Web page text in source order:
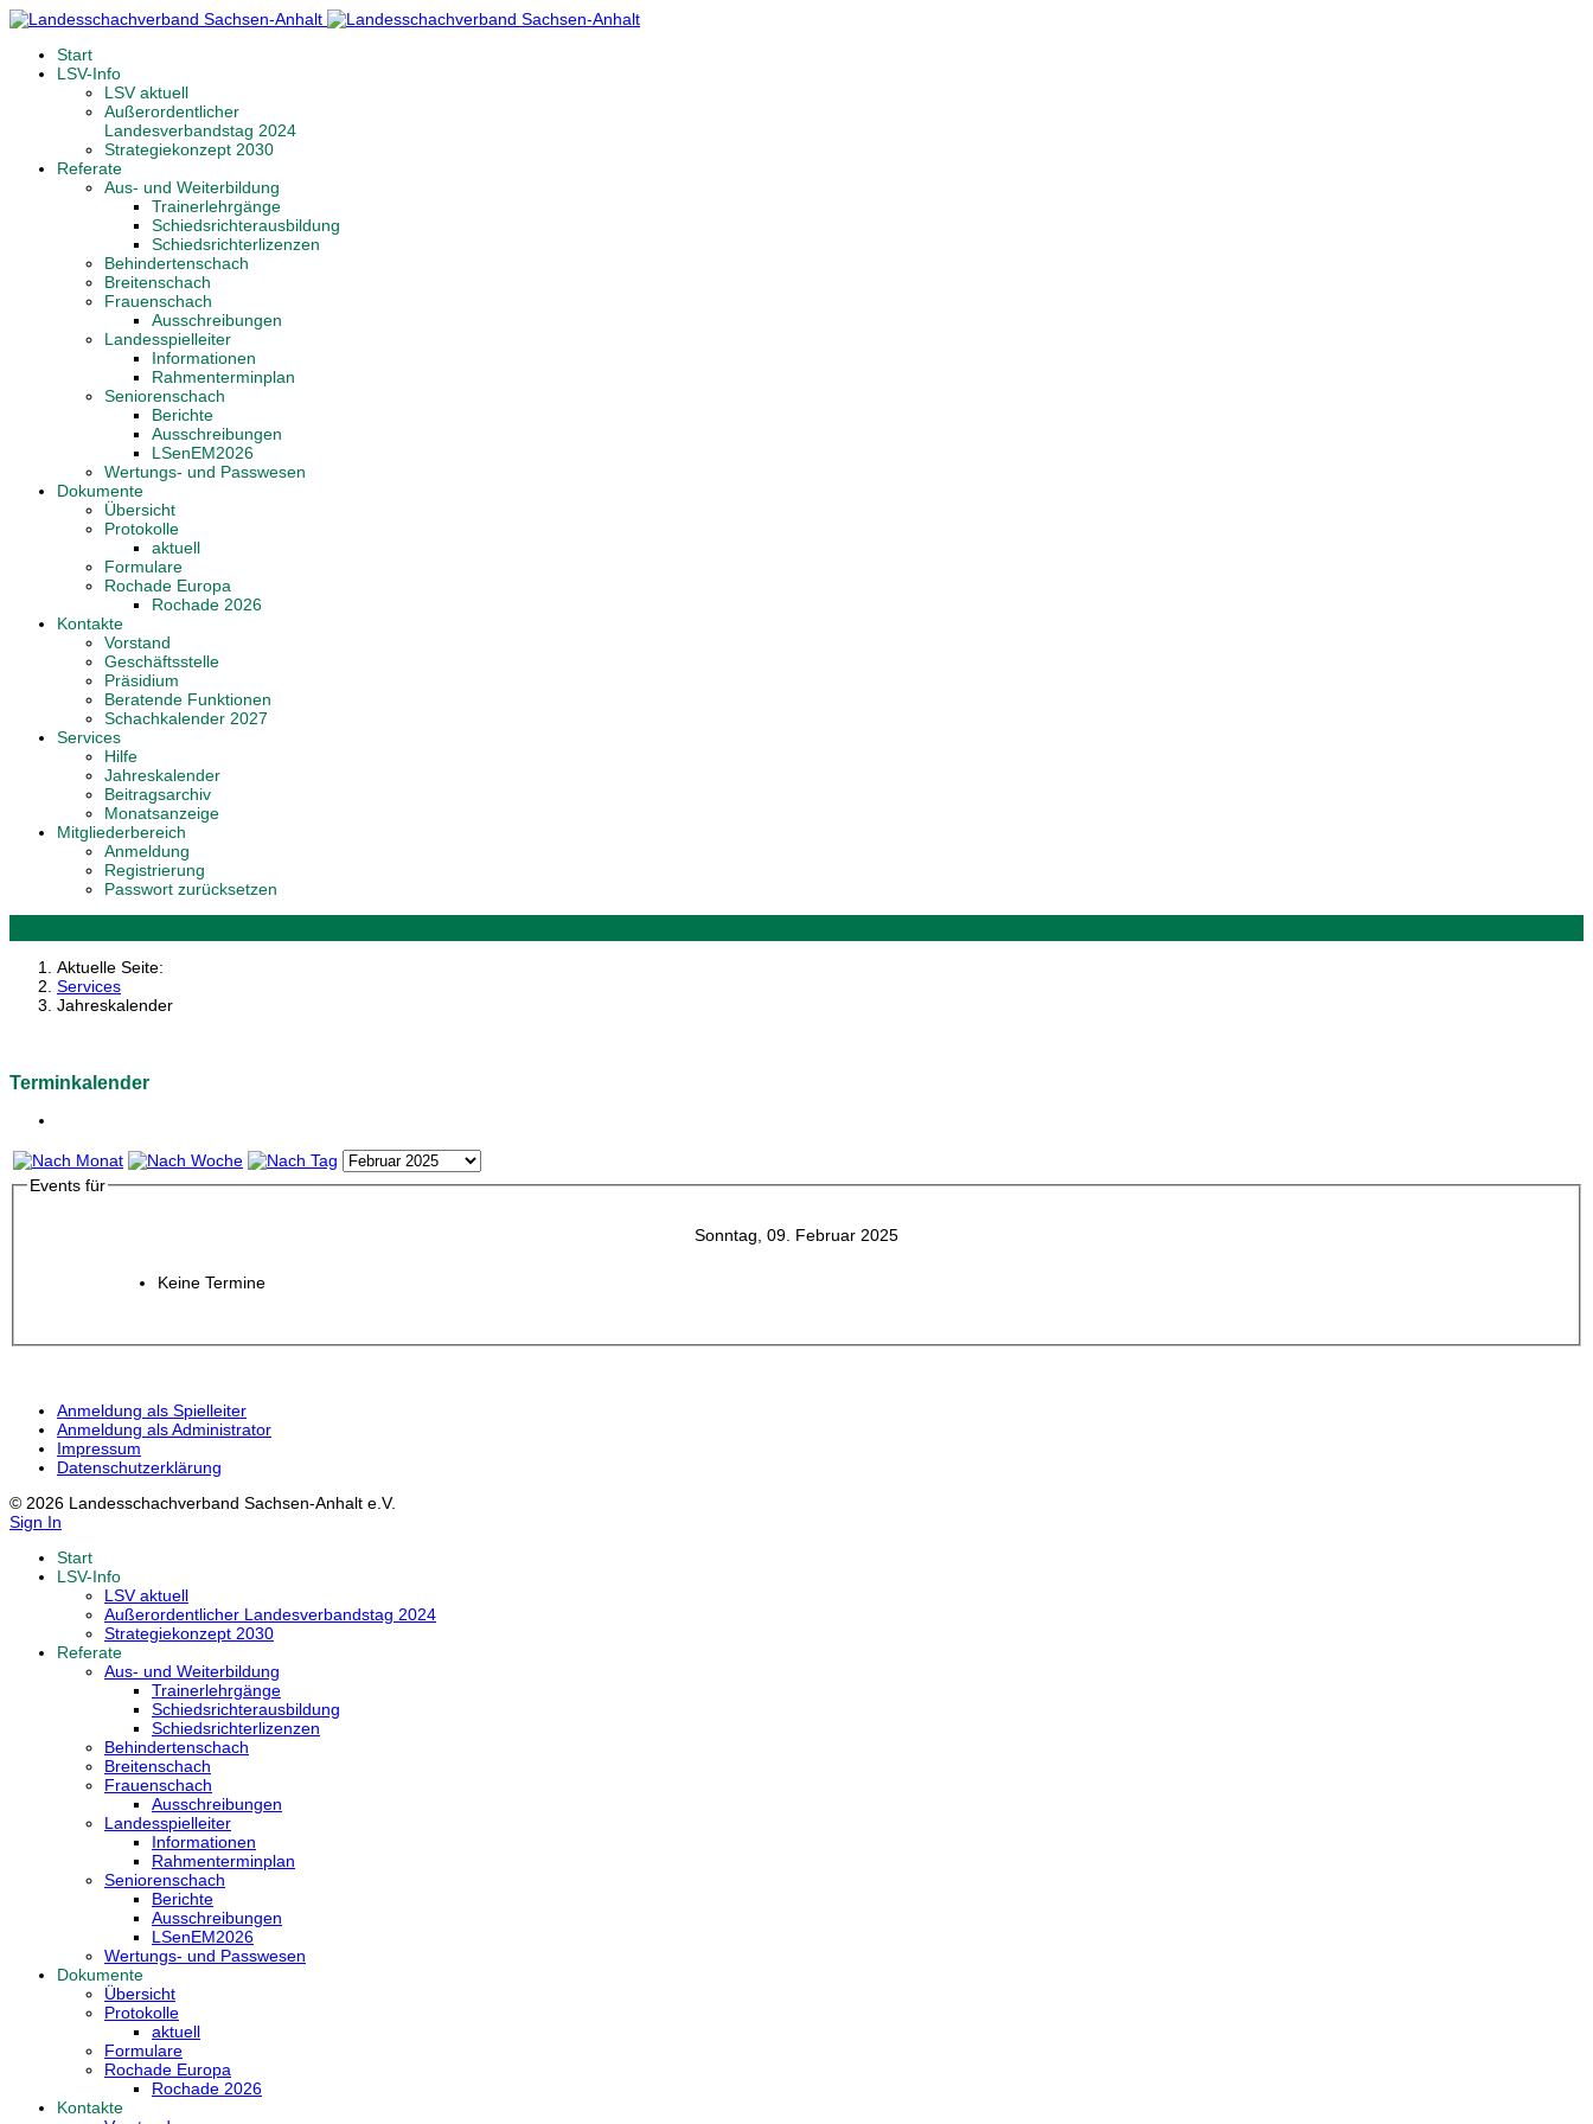
Start
LSV-Info
LSV aktuell
Außerordentlicher
Landesverbandstag 2024
Strategiekonzept 2030
Referate
Aus- und Weiterbildung
Trainerlehrgänge
Schiedsrichterausbildung
Schiedsrichterlizenzen
Behindertenschach
Breitenschach
Frauenschach
Ausschreibungen
Landesspielleiter
Informationen
Rahmenterminplan
Seniorenschach
Berichte
Ausschreibungen
LSenEM2026
Wertungs- und Passwesen
Dokumente
Übersicht
Protokolle
aktuell
Formulare
Rochade Europa
Rochade 2026
Kontakte
Vorstand
Geschäftsstelle
Präsidium
Beratende Funktionen
Schachkalender 2027
Services
Hilfe
Jahreskalender
Beitragsarchiv
Monatsanzeige
Mitgliederbereich
Anmeldung
Registrierung
Passwort zurücksetzen
Aktuelle Seite:
Services
Jahreskalender
Terminkalender
Events für
Sonntag, 09. Februar 2025
Keine Termine
Anmeldung als Spielleiter
Anmeldung als Administrator
Impressum
Datenschutzerklärung
© 2026 Landesschachverband Sachsen-Anhalt e.V.
Sign In
Start
LSV-Info
LSV aktuell
Außerordentlicher Landesverbandstag 2024
Strategiekonzept 2030
Referate
Aus- und Weiterbildung
Trainerlehrgänge
Schiedsrichterausbildung
Schiedsrichterlizenzen
Behindertenschach
Breitenschach
Frauenschach
Ausschreibungen
Landesspielleiter
Informationen
Rahmenterminplan
Seniorenschach
Berichte
Ausschreibungen
LSenEM2026
Wertungs- und Passwesen
Dokumente
Übersicht
Protokolle
aktuell
Formulare
Rochade Europa
Rochade 2026
Kontakte